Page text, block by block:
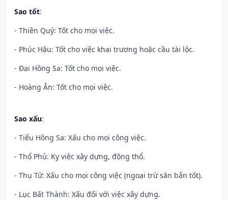
Sao tốt:
- Thiên Quý: Tốt cho mọi việc.
- Phúc Hậu: Tốt cho việc khai trương hoặc cầu tài lộc.
- Đại Hồng Sa: Tốt cho mọi việc.
- Hoàng Ân: Tốt cho mọi việc.
Sao xấu:
- Tiểu Hồng Sa: Xấu cho mọi công việc.
- Thổ Phủ: Kỵ việc xây dựng, động thổ.
- Thụ Tử: Xấu cho mọi công việc (ngoại trừ săn bắn tốt).
- Lục Bất Thành: Xấu đối với việc xây dựng.